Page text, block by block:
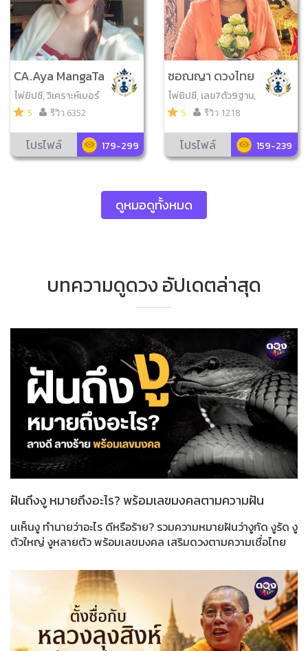
CA.Aya MangaTa
rot
ไพ่ยิปซี, วิเคราะห์เบอร์
มือถือ, ไพ่ออราเคิล, ไพ่
์, ศาสตร์เสี่ยงทาย, ไ
พ่โชคดีมีสุข, ดูเลขมงค
ณ ณ โลก, ไพ่กาลีมหาม
5 รีวิว 6352
โปรไฟล์ 179-299
ซอณญา ดวงไทย
พม่า
ไพ่ยิปซี, เลข7ตัว9ฐาน,
วิเคราะห์เบอร์มือถือ, ม
ไพ่โหราศาสตร์, โหราศ
าสตร์พม่า, ทักษามหายุ
กระซิบ, โหรทายหนู, กร
าฟชีวิต
5 รีวิว 1218
โปรไฟล์ 159-239
ดูหมอดูทั้งหมด
บทความดูดวง อัปเดตล่าสุด
ฝันถึงงู หมายถึงอะไร? พร้อมเลขมงคลตามความฝัน
นเห็นงู ทำนายว่าอะไร ดีหรือร้าย? รวมความหมายฝันว่างูกัด งูรัด งู
ตัวใหญ่ งูหลายตัว พร้อมเลขมงคล เสริมดวงตามความเชื่อไทย